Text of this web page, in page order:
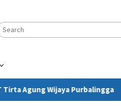
Wijaya Purbalingga